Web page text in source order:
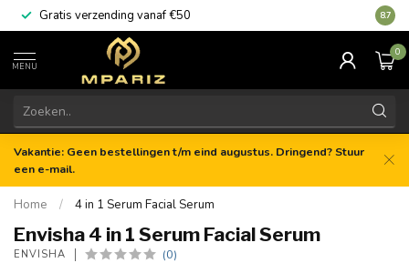
Gratis verzending vanaf €50 8.7
MENU
0
Vakantie: Geen bestellingen t/m eind augustus. Dringend? Stuur
een e-mail.
Home / 4 in 1 Serum Facial Serum
Envisha 4 in 1 Serum Facial Serum
ENVISHA (0)